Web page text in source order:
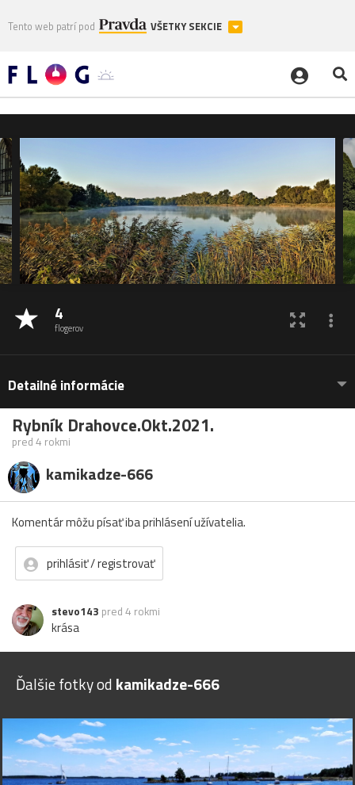
Tento web patrí pod VŠETKY SEKCIE
4
flogerov
Detailné informácie
Rybník Drahovce.Okt.2021.
pred 4 rokmi
kamikadze-666
Komentár môžu písať iba prihlásení užívatelia.
prihlásiť / registrovať
stevo143 pred 4 rokmi
krása
Ďalšie fotky od kamikadze-666